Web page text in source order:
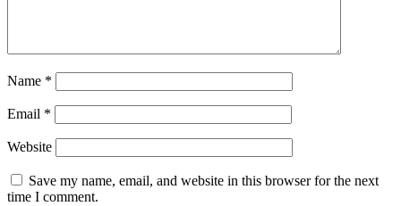
Name *
Email *
Website
Save my name, email, and website in this browser for the next
time I comment.